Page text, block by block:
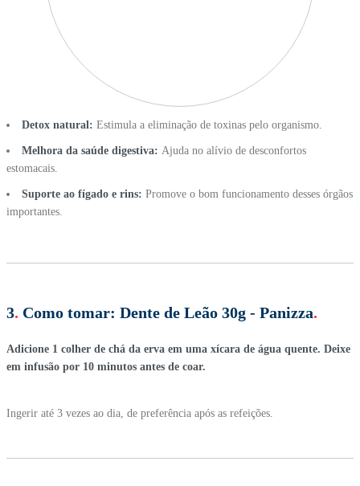
Detox natural: Estimula a eliminação de toxinas pelo organismo.
Melhora da saúde digestiva: Ajuda no alívio de desconfortos
estomacais.
Suporte ao fígado e rins: Promove o bom funcionamento desses órgãos
importantes.
3. Como tomar: Dente de Leão 30g - Panizza.
Adicione 1 colher de chá da erva em uma xícara de água quente. Deixe
em infusão por 10 minutos antes de coar.
Ingerir até 3 vezes ao dia, de preferência após as refeições.